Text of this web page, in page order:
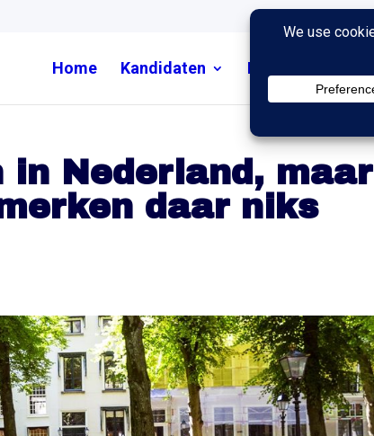
Home Kandidaten Nieuws
in Nederland, maar
daar niks